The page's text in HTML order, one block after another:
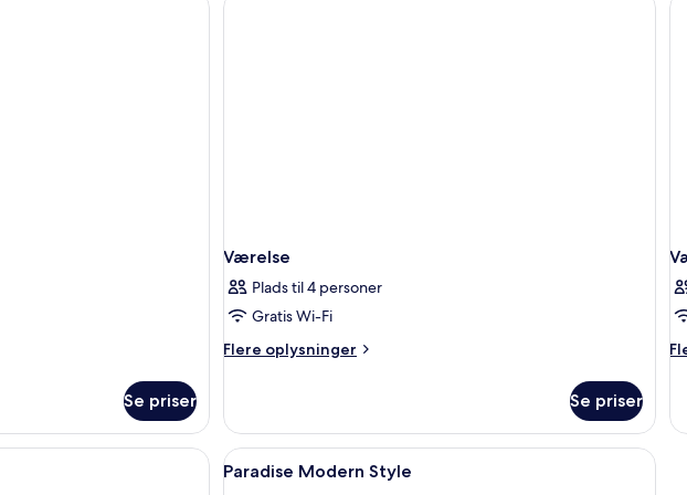
Villa)
Se priser
Værelse
Plads til 4 personer
Gratis Wi-Fi
Flere oplysninger
Flere
Se priser
En træterrasse med et bord og stole, med udsigt over havet.
Indlæs
alle
Et hotelværelse med en stor seng, et
4
Paradise Modern Style